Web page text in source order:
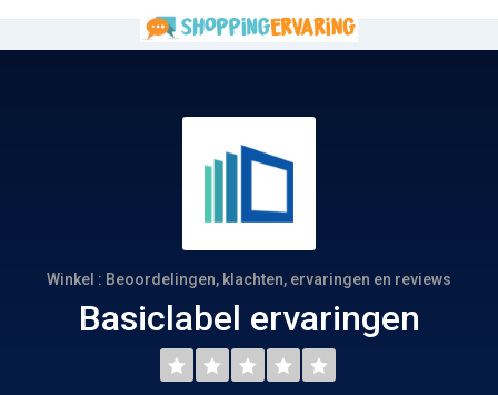
Winkel : Beoordelingen, klachten, ervaringen en reviews
Basiclabel ervaringen